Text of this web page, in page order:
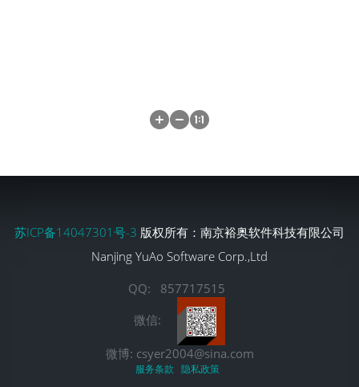
苏ICP备14047301号-3 版权所有：南京裕奥软件科技有限公司
Nanjing YuAo Software Corp.,Ltd
QQ: 857717515
微信:
微博: csyer2004@sina.com
服务条款 隐私政策